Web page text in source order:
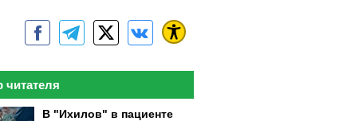
В "Ихилов" в пациенте